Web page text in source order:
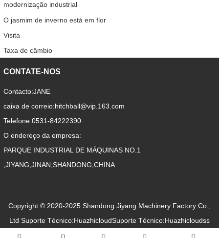
modernização industrial
O jasmim de inverno está em flor
Visita
Taxa de câmbio
CONTATE-NOS
Contacto:JANE
caixa de correio:hitchball@vip.163.com
Telefone:0531-84222390
O endereço da empresa:
PARQUE INDUSTRIAL DE MÁQUINAS NO.1
,JIYANG,JINAN,SHANDONG,CHINA
Copyright © 2020-2025 Shandong Jiyang Machinery Factory Co.,
Ltd Suporte Técnico:HuazhicloudSuporte Técnico:Huazhicloudss